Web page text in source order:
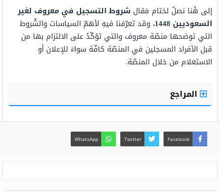
إلى هُنا نصلُ لختام مَقال شروط التسجيل في معروف لغير
السعوديين 1448
، وقد تعرّفنا فيهِ لأهمّ السياسات والشّروط
التي توضحها منصّة معروف والتي تؤكّدُ على الالتزام بها من
قبل الأفراد المسجلين في المنصّة كافّة سواءَ للإعلان أو
الاستعلام من خلال المنصّة.
المراجع
Facebook
Twitter
WhatsApp